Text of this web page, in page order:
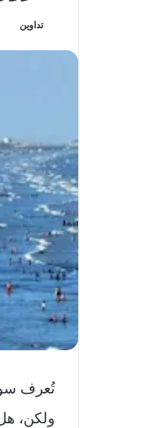
تداوين
تُعرف
ولكن،